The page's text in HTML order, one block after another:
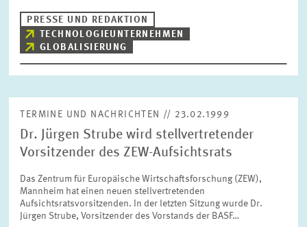
PRESSE UND REDAKTION
TECHNOLOGIEUNTERNEHMEN
GLOBALISIERUNG
TERMINE UND NACHRICHTEN // 23.02.1999
Dr. Jürgen Strube wird stellvertretender
Vorsitzender des ZEW-Aufsichtsrats
Das Zentrum für Europäische Wirtschaftsforschung (ZEW),
Mannheim hat einen neuen stellvertretenden
Aufsichtsratsvorsitzenden. In der letzten Sitzung wurde Dr.
Jürgen Strube, Vorsitzender des Vorstands der BASF…